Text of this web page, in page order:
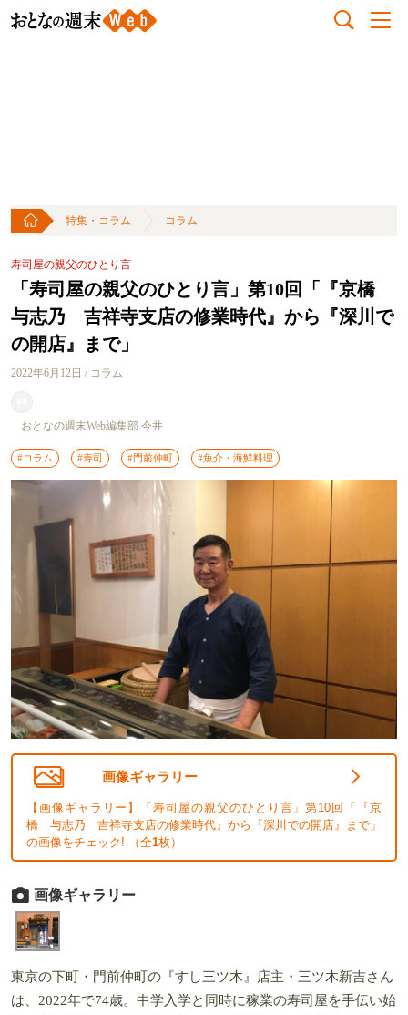
特集・コラム コラム
寿司屋の親父のひとり言
「寿司屋の親父のひとり言」第10回「『京橋
与志乃 吉祥寺支店の修業時代』から『深川で
の開店』まで」
2022年6月12日 / コラム
おとなの週末Web編集部 今井
#コラム #寿司 #門前仲町 #魚介・海鮮料理
画像ギャラリー
【画像ギャラリー】「寿司屋の親父のひとり言」第10回「『京
橋 与志乃 吉祥寺支店の修業時代』から『深川での開店』まで」
の画像をチェック! （全1枚）
画像ギャラリー
東京の下町・門前仲町の『すし三ツ木』店主・三ツ木新吉さん
は、2022年で74歳。中学入学と同時に稼業の寿司屋を手伝い始